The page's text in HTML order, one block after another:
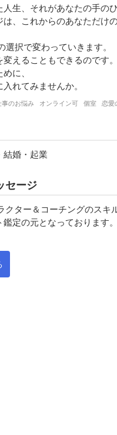
生、それがあなたの手の
、これからのあなただけ
択で変わっていきます。
えることもできるのです。
に、
れてみませんか。
事のお悩み オンライン可 個室 恋愛
結婚・起業
セージ
ター＆コーチングのスキ
定の元となっております